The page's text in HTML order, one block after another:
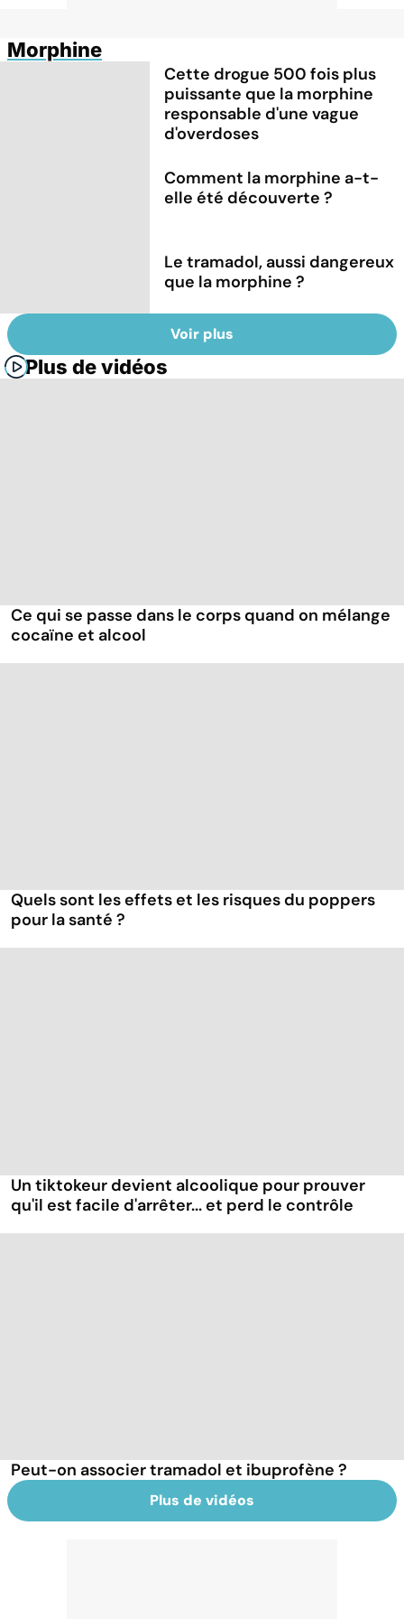
Morphine
Cette drogue 500 fois plus
puissante que la morphine
responsable d'une vague
d'overdoses
Comment la morphine a-t-
elle été découverte ?
Le tramadol, aussi dangereux
que la morphine ?
Voir plus
Plus de vidéos
Ce qui se passe dans le corps quand on mélange
cocaïne et alcool
Quels sont les effets et les risques du poppers
pour la santé ?
Un tiktokeur devient alcoolique pour prouver
qu'il est facile d'arrêter... et perd le contrôle
Peut-on associer tramadol et ibuprofène ?
Plus de vidéos